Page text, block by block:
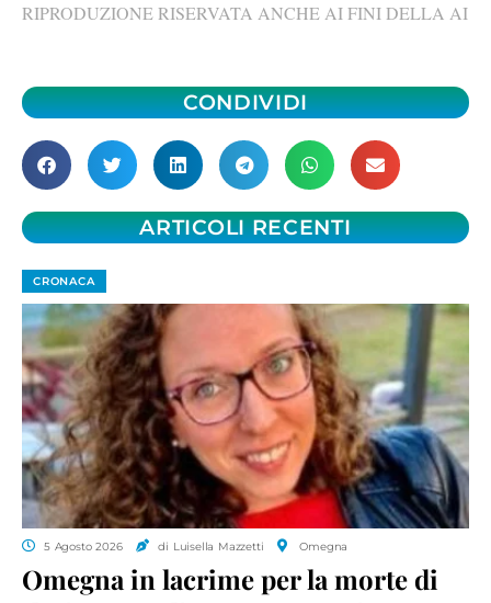
RIPRODUZIONE RISERVATA ANCHE AI FINI DELLA AI
CONDIVIDI
ARTICOLI RECENTI
CRONACA
5 Agosto 2026 di Luisella Mazzetti Omegna
Omegna in lacrime per la morte di